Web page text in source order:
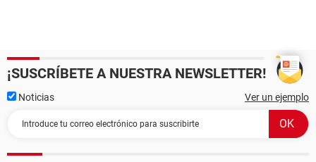
¡SUSCRÍBETE A NUESTRA NEWSLETTER!
Noticias Ver un ejemplo